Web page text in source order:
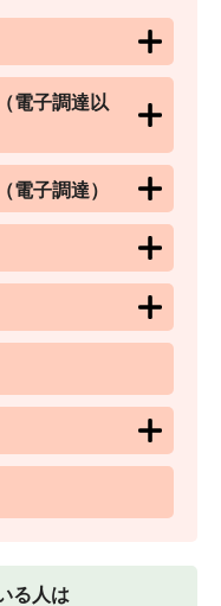
電子調達以
電子調達）
る人は